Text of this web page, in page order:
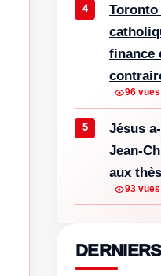
Toronto
finance
96 vues
Jésus
Jean-
aux
93 vues